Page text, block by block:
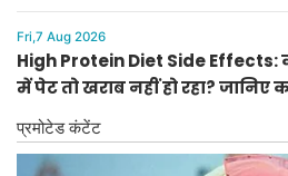
उमड़ती है भारी भीड़
Fri,7 Aug 2026
High Protein Diet Side Effects:
में पेट तो खराब नहीं हो रहा?
टिप्स